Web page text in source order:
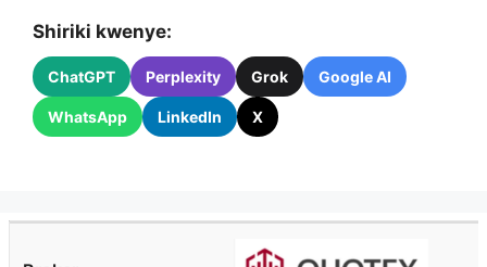
Shiriki kwenye:
ChatGPT Perplexity Grok Google AI
WhatsApp LinkedIn X